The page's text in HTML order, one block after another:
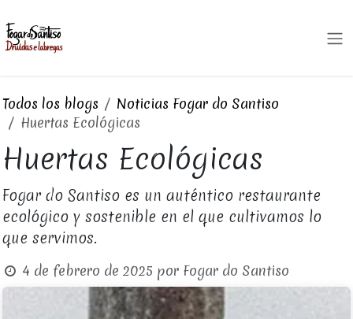
Todos los blogs
Noticias Fogar do Santiso
Huertas Ecológicas
Huertas Ecológicas
Fogar do Santiso es un auténtico restaurante
ecológico y sostenible en el que cultivamos lo
que servimos.
4 de febrero de 2025 por Fogar do Santiso